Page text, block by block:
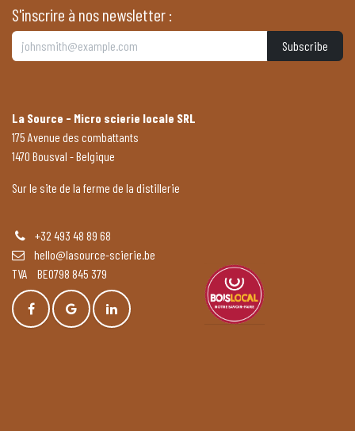
S'inscrire à nos newsletter :
Subscribe
La Source - Micro scierie locale SRL
175 Avenue des combattants
1470 Bousval - Belgique
Sur le site de la ferme de la distillerie
+32 493 48 89 68
hello@lasource-scierie.be
TVA BE0798 845 379